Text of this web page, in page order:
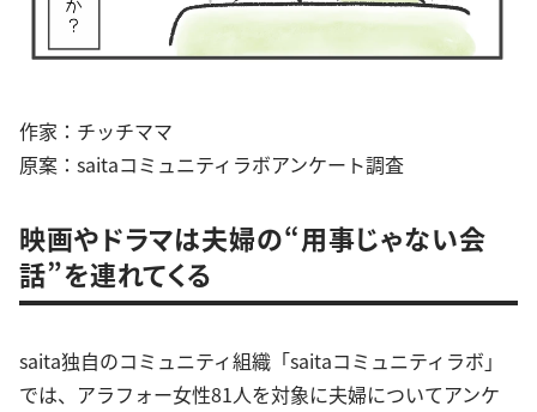
作家：チッチママ
原案：saitaコミュニティラボアンケート調査
映画やドラマは夫婦の“用事じゃない会
話”を連れてくる
saita独自のコミュニティ組織「saitaコミュニティラボ」
では、アラフォー女性81人を対象に夫婦についてアンケ